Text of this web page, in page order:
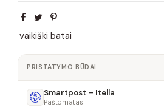
vaikiški batai
PRISTATYMO BŪDAI
Smartpost – Itella
Paštomatas